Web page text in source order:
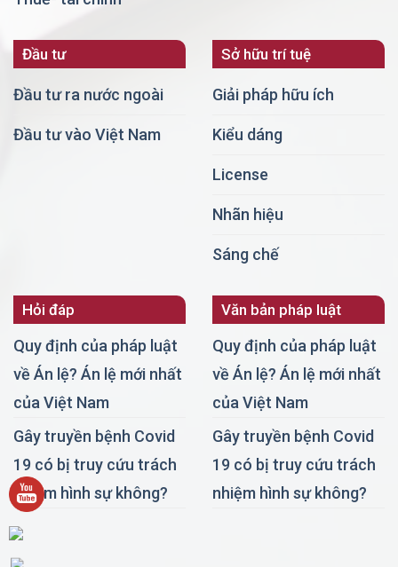
Đầu tư
Đầu tư ra nước ngoài
Đầu tư vào Việt Nam
Sở hữu trí tuệ
Giải pháp hữu ích
Kiểu dáng
License
Nhãn hiệu
Sáng chế
Hỏi đáp
Quy định của pháp luật
về Án lệ? Án lệ mới nhất
của Việt Nam
Gây truyền bệnh Covid
19 có bị truy cứu trách
nhiệm hình sự không?
Văn bản pháp luật
Quy định của pháp luật
về Án lệ? Án lệ mới nhất
của Việt Nam
Gây truyền bệnh Covid
19 có bị truy cứu trách
nhiệm hình sự không?